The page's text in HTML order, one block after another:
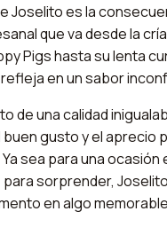
Joselito es la
que va desde la
Pigs hasta su lenta
en un sabor
de una calidad
gusto y el aprecio
sea para una ocasión
sorprender,
en algo